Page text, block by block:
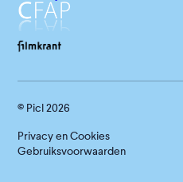
© Picl2026
Privacy en Cookies
Gebruiksvoorwaarden